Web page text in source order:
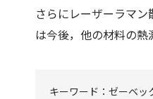
さらにレーザーラマ
は今後，他の材料の熱
キーワード： ゼーベッ